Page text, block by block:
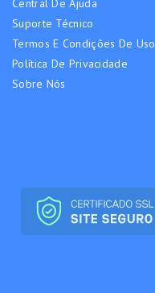
Central De Ajuda
Suporte Técnico
Termos E Condições De Uso
Política De Privacidade
Sobre Nós